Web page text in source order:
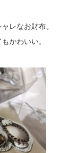
レなお財布。
かわいい。